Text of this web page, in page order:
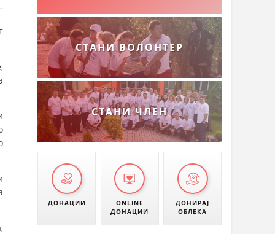
СТАНИ ВОЛОНТЕР
СТАНИ ЧЛЕН
ДОНАЦИИ
ONLINE
ДОНАЦИИ
ДОНИРАЈ
ОБЛЕКА